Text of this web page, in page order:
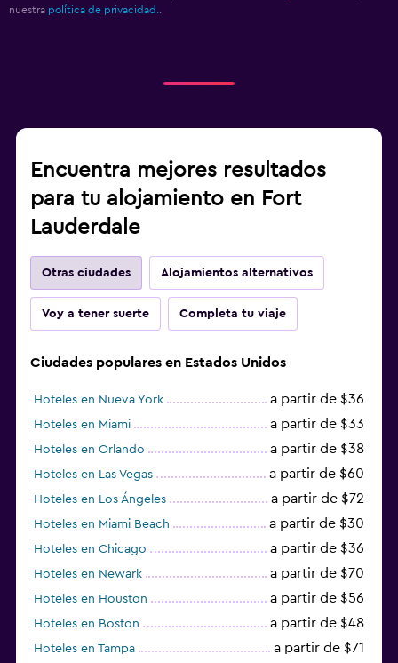
nuestra política de privacidad.
Encuentra mejores resultados
para tu alojamiento en Fort
Lauderdale
Otras ciudades Alojamientos alternativos
Voy a tener suerte Completa tu viaje
Ciudades populares en Estados Unidos
Hoteles en Nueva York a partir de $36
Hoteles en Miami a partir de $33
Hoteles en Orlando a partir de $38
Hoteles en Las Vegas a partir de $60
Hoteles en Los Ángeles a partir de $72
Hoteles en Miami Beach a partir de $30
Hoteles en Chicago a partir de $36
Hoteles en Newark a partir de $70
Hoteles en Houston a partir de $56
Hoteles en Boston a partir de $48
Hoteles en Tampa a partir de $71